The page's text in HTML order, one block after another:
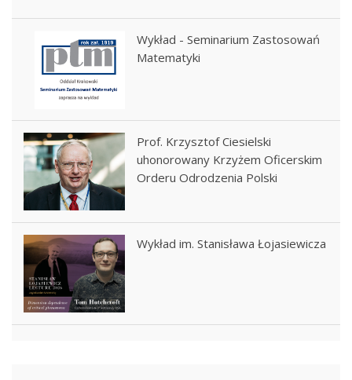
Wykład - Seminarium Zastosowań
Matematyki
Prof. Krzysztof Ciesielski
uhonorowany Krzyżem Oficerskim
Orderu Odrodzenia Polski
Wykład im. Stanisława Łojasiewicza